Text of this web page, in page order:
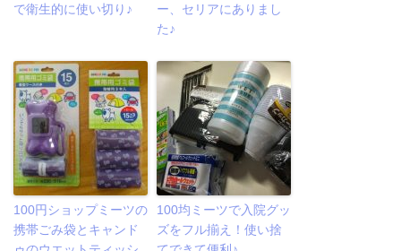
で衛生的に使い切り♪
ー、セリアにありまし
た♪
100円ショップミーツの
携帯ごみ袋とキャンド
100均ミーツで入院グッ
ズをフル揃え！使い捨